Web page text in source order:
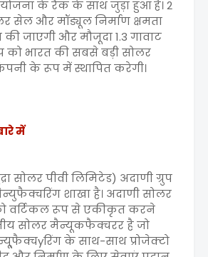
के रैंक के साथ जुड़ा हुआ है। 2
सेल और मॉड्यूल निर्माण क्षमता
की जाएगी और मौजूदा 1.3 गावाट
को भारत की सबसे बड़ी सोलर
के रूप में स्थापित करेगी।
में
सोलर पीवी लिमिटेड) अदाणी ग्रुप
शाखा है। अदाणी सोलर
वर्टिकल रूप से एकीकृत करने
सोलर मैन्यूकफैक्चरर है जो
के साथ-साथ प्रोजेक्टो